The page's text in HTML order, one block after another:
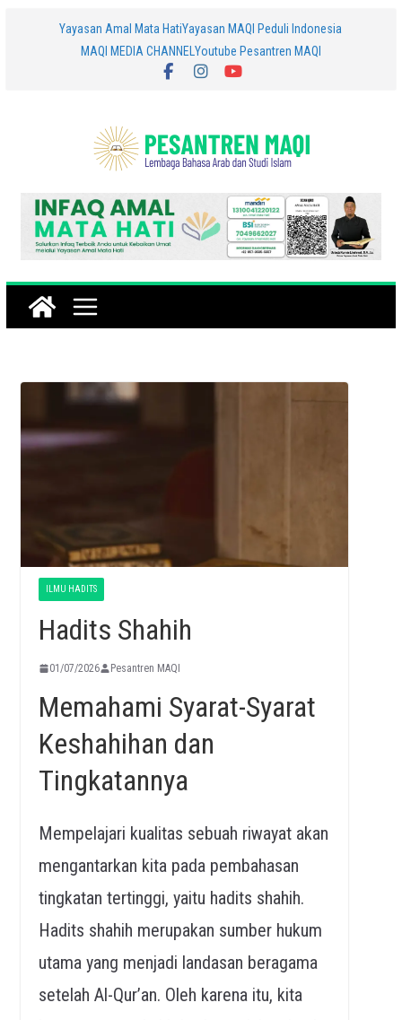
Yayasan Amal Mata HatiYayasan MAQI Peduli Indonesia
MAQI MEDIA CHANNEL Youtube Pesantren MAQI
ILMU HADITS
Hadits Shahih
01/07/2026 Pesantren MAQI
Memahami Syarat-Syarat
Keshahihan dan
Tingkatannya
Mempelajari kualitas sebuah riwayat akan
mengantarkan kita pada pembahasan
tingkatan tertinggi, yaitu hadits shahih.
Hadits shahih merupakan sumber hukum
utama yang menjadi landasan beragama
setelah Al-Qur’an. Oleh karena itu, kita